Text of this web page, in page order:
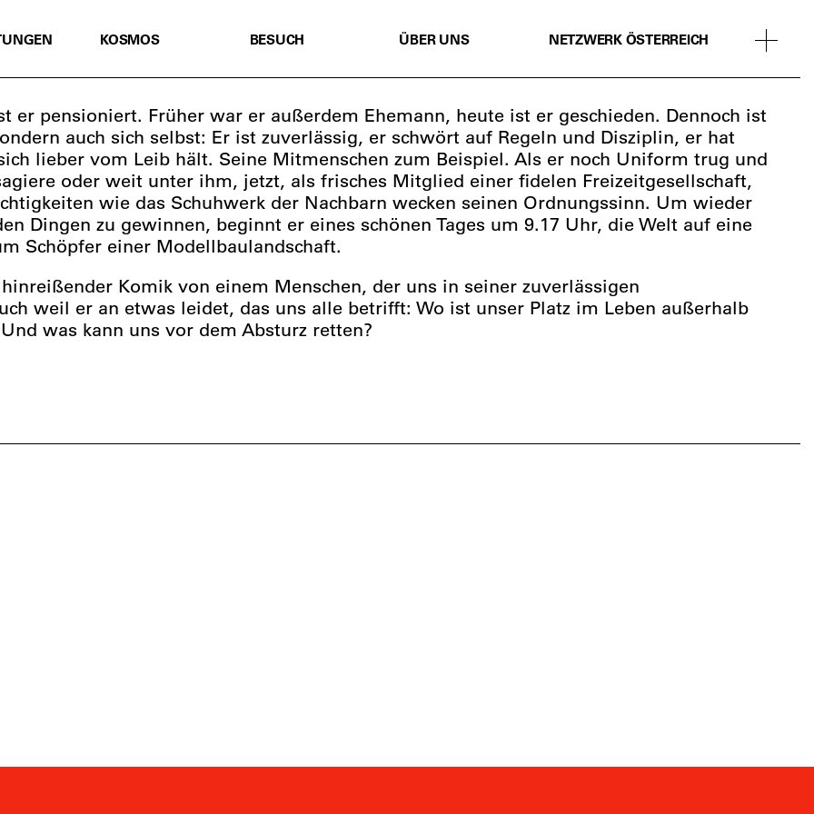
KOSMOS BESUCH ÜBER UNS NETZWERK ÖSTERREICH
er pensioniert. Früher war er außerdem Ehemann, heute ist er geschieden. Dennoch ist
auch sich selbst: Er ist zuverlässig, er schwört auf Regeln und Disziplin, er hat
lieber vom Leib hält. Seine Mitmenschen zum Beispiel. Als er noch Uniform trug und
oder weit unter ihm, jetzt, als frisches Mitglied einer fidelen Freizeitgesellschaft,
wie das Schuhwerk der Nachbarn wecken seinen Ordnungssinn. Um wieder
Dingen zu gewinnen, beginnt er eines schönen Tages um 9.17 Uhr, die Welt auf eine
Schöpfer einer Modellbaulandschaft.
Komik von einem Menschen, der uns in seiner zuverlässigen
weil er an etwas leidet, das uns alle betrifft: Wo ist unser Platz im Leben außerhalb
was kann uns vor dem Absturz retten?